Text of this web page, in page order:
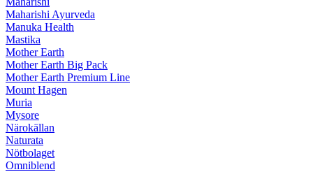
Maharishi Ayurveda
Manuka Health
Mastika
Mother Earth
Mother Earth Big Pack
Mother Earth Premium Line
Mount Hagen
Muria
Mysore
Närokällan
Naturata
Nötbolaget
Omniblend